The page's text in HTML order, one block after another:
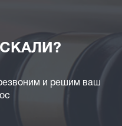
и решим ваш